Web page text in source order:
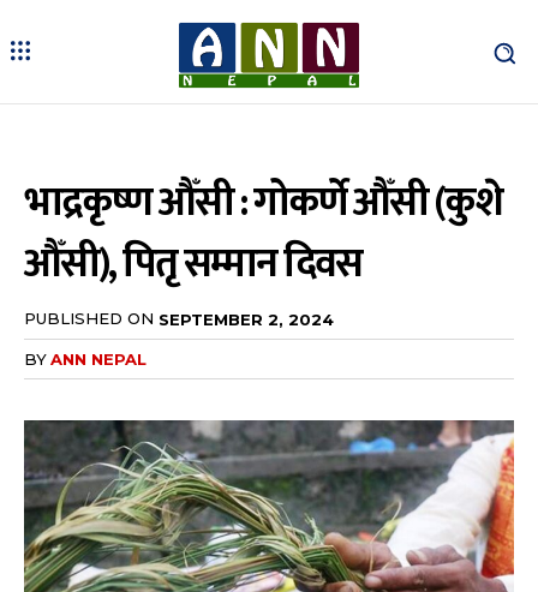
भाद्रकृष्ण औँसी : गोकर्णे औँसी (कुशे
औँसी), पितृ सम्मान दिवस
PUBLISHED ON SEPTEMBER 2, 2024
BYANN NEPAL